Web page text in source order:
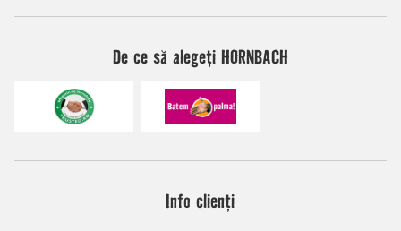
De ce să alegeți HORNBACH
Info clienți